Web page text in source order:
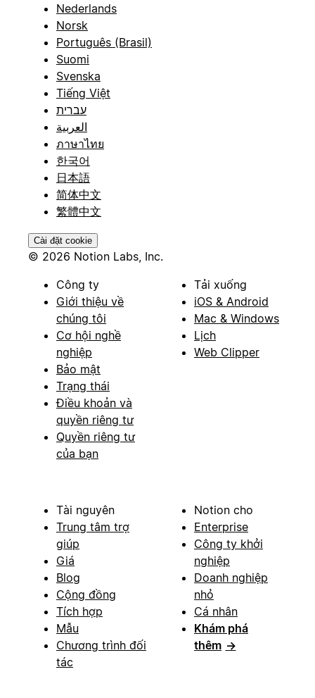
Nederlands
Norsk
Português (Brasil)
Suomi
Svenska
Tiếng Việt
עברית
العربية
ภาษาไทย
한국어
日本語
简体中文
繁體中文
Cài đặt cookie
© 2026 Notion Labs, Inc.
Công ty
Giới thiệu về
chúng tôi
Cơ hội nghề
nghiệp
Bảo mật
Trạng thái
Điều khoản và
quyền riêng tư
Quyền riêng tư
của bạn
Tải xuống
iOS & Android
Mac & Windows
Lịch
Web Clipper
Tài nguyên
Trung tâm trợ
giúp
Giá
Blog
Cộng đồng
Tích hợp
Mẫu
Chương trình đối
tác
Notion cho
Enterprise
Công ty khởi
nghiệp
Doanh nghiệp
nhỏ
Cá nhân
Khám phá
thêm →